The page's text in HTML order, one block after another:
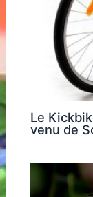
Le
venu de